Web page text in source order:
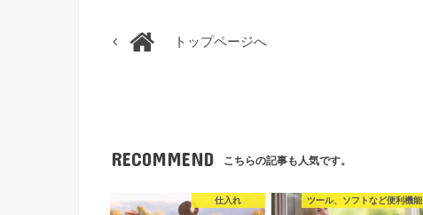
トップページへ
RECOMMEND こちらの記事も人気です。
仕入れ ツール、ソフトなど便利機能